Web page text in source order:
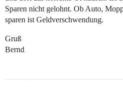
Sparen nicht gelohnt. Ob Auto,
sparen ist Geldverschwendung.
Gruß
Bernd